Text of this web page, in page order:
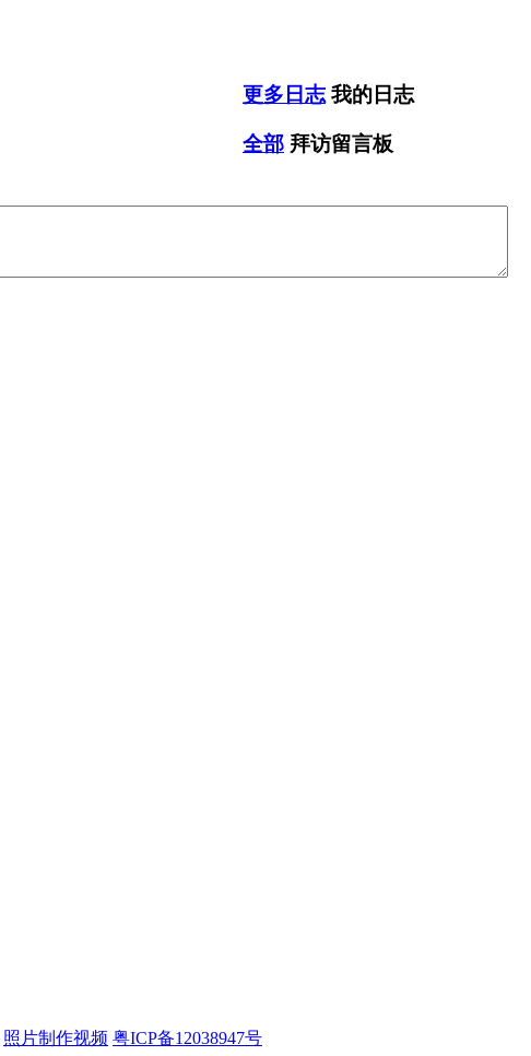
更多日志 我的日志
全部 拜访留言板
照片制作视频 粤ICP备12038947号